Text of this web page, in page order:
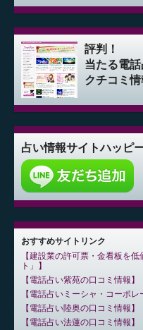
評判！
当たる電
クチコミ
占い情報サイトハッピ
おすすめサイトリンク
建設業の許可票・金看板を
ト」
電話占い紫苑の口コミ情報
電話占いミーシャ・コーポレ
電話占い陸奥の口コミ情報
電話占い法蓮の口コミ情報